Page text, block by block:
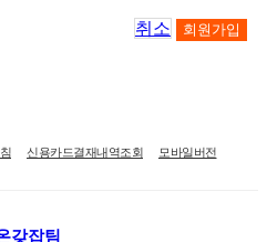
취소 회원가입
신용카드결재내역조회 모바일버전